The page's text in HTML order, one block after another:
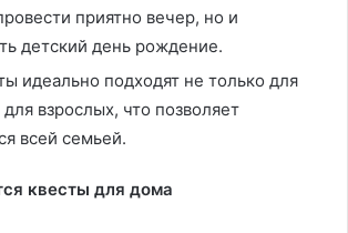
приятно вечер, но и
детский день рождение.
идеально подходят не только для
взрослых, что позволяет
всей семьей.
квесты для дома